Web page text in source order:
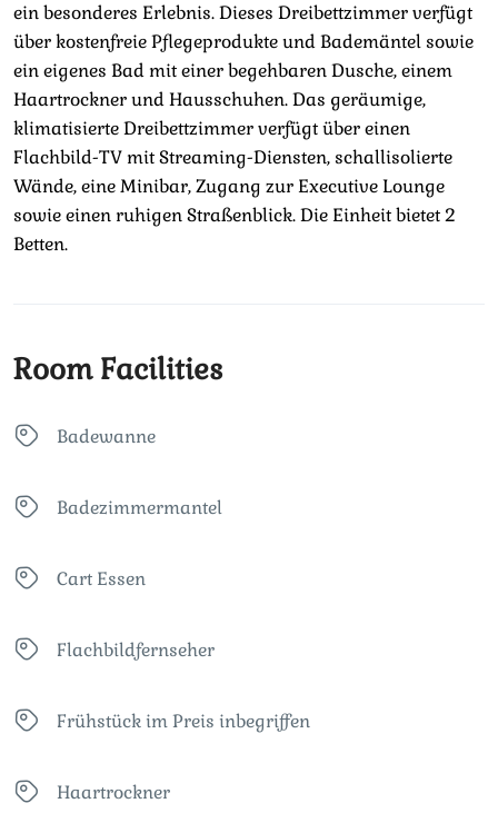
ein besonderes Erlebnis. Dieses Dreibettzimmer verfügt
über kostenfreie Pflegeprodukte und Bademäntel sowie
ein eigenes Bad mit einer begehbaren Dusche, einem
Haartrockner und Hausschuhen. Das geräumige,
klimatisierte Dreibettzimmer verfügt über einen
Flachbild-TV mit Streaming-Diensten, schallisolierte
Wände, eine Minibar, Zugang zur Executive Lounge
sowie einen ruhigen Straßenblick. Die Einheit bietet 2
Betten.
Room Facilities
Badewanne
Badezimmermantel
Cart Essen
Flachbildfernseher
Frühstück im Preis inbegriffen
Haartrockner